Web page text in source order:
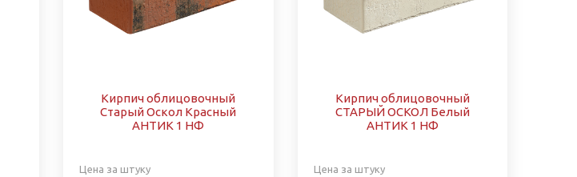
Кирпич облицовочный
Старый Оскол Красный
АНТИК 1 НФ
Цена за штуку
Кирпич облицовочный
СТАРЫЙ ОСКОЛ Белый
АНТИК 1 НФ
Цена за штуку